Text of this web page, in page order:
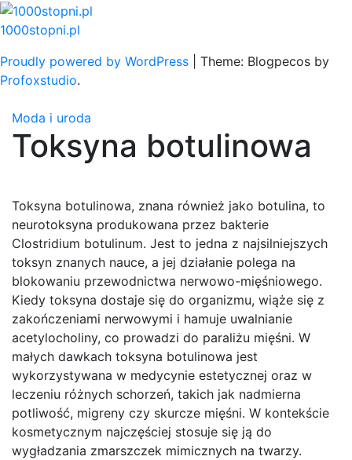
Skip
to
1000stopni.pl
Proudly powered by WordPress
Theme: Blogpecos by
Profoxstudio.
Moda i uroda
Toksyna botulinowa
Toksyna botulinowa, znana również jako botulina, to
neurotoksyna produkowana przez bakterie
Clostridium botulinum. Jest to jedna z najsilniejszych
toksyn znanych nauce, a jej działanie polega na
blokowaniu przewodnictwa nerwowo-mięśniowego.
Kiedy toksyna dostaje się do organizmu, wiąże się z
zakończeniami nerwowymi i hamuje uwalnianie
acetylocholiny, co prowadzi do paraliżu mięśni. W
małych dawkach toksyna botulinowa jest
wykorzystywana w medycynie estetycznej oraz w
leczeniu różnych schorzeń, takich jak nadmierna
potliwość, migreny czy skurcze mięśni. W kontekście
kosmetycznym najczęściej stosuje się ją do
wygładzania zmarszczek mimicznych na twarzy.